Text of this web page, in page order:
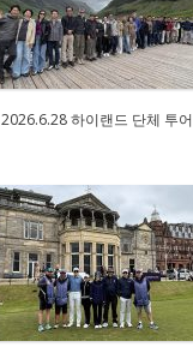
2026.6.28 하이랜드 단체 투어